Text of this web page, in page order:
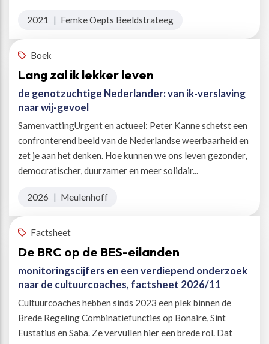
2021 | Femke Oepts Beeldstrateeg
Boek
Lang zal ik lekker leven
de genotzuchtige Nederlander: van ik-verslaving
naar wij-gevoel
SamenvattingUrgent en actueel: Peter Kanne schetst een
confronterend beeld van de Nederlandse weerbaarheid en
zet je aan het denken. Hoe kunnen we ons leven gezonder,
democratischer, duurzamer en meer solidair...
2026 | Meulenhoff
Factsheet
De BRC op de BES-eilanden
monitoringscijfers en een verdiepend onderzoek
naar de cultuurcoaches, factsheet 2026/11
Cultuurcoaches hebben sinds 2023 een plek binnen de
Brede Regeling Combinatiefuncties op Bonaire, Sint
Eustatius en Saba. Ze vervullen hier een brede rol. Dat